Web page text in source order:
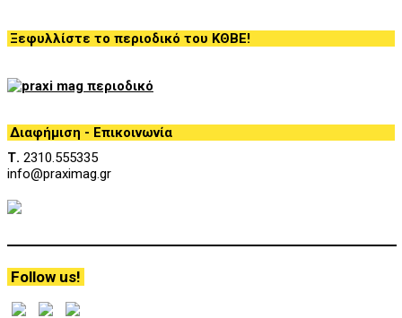
Ξεφυλλίστε το περιοδικό του ΚΘΒΕ!
Διαφήμιση - Επικοινωνία
Τ. 2310.555335
info@praximag.gr
Follow us!